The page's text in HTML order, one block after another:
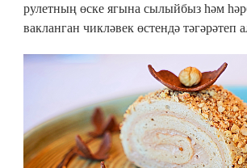
рулетның өске ягына сылыйбыз һәм
вакланган чикләвек өстендә тәгәрәтеп